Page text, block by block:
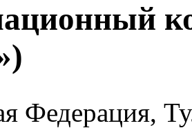
Федерация,